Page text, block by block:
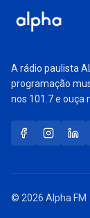
A rádio paulista
programação
nos 101.7 e ouça
© 2026 Alpha FM